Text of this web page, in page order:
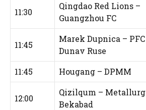
11:30
Qingdao Red Lions –
Guangzhou FC
11:45
Marek Dupnica – PFC
Dunav Ruse
11:45 Hougang – DPMM
12:00
Qizilqum – Metallurg
Bekabad